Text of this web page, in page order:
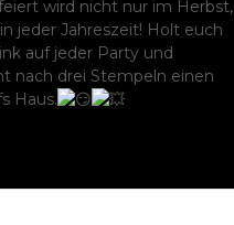
wird nicht nur im Herbst,
jeder Jahreszeit! Holt euch
auf jeder Party und
nach drei Stempeln einen
Haus.